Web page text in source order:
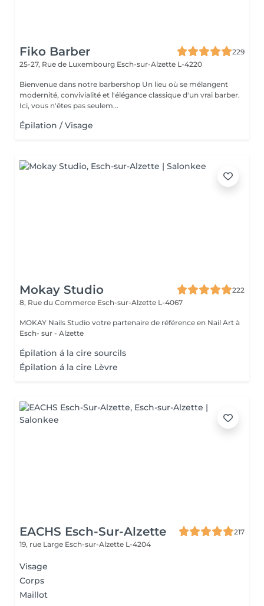
Fiko Barber
229
25-27, Rue de Luxembourg Esch-sur-Alzette L-4220
Bienvenue dans notre barbershop Un lieu où se mélangent
modernité, convivialité et l'élégance classique d'un vrai barber.
Ici, vous n'êtes pas seulem...
Épilation / Visage
Mokay Studio
222
8, Rue du Commerce Esch-sur-Alzette L-4067
MOKAY Nails Studio votre partenaire de référence en Nail Art à
Esch- sur - Alzette
Épilation á la cire sourcils
Épilation á la cire Lèvre
EACHS Esch-Sur-Alzette
217
19, rue Large Esch-sur-Alzette L-4204
Visage
Corps
Maillot